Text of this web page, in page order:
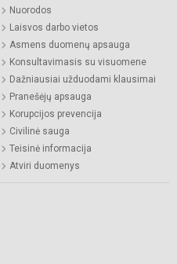
Nuorodos
Laisvos darbo vietos
Asmens duomenų apsauga
Konsultavimasis su visuomene
Dažniausiai užduodami klausimai
Pranešėjų apsauga
Korupcijos prevencija
Civilinė sauga
Teisinė informacija
Atviri duomenys